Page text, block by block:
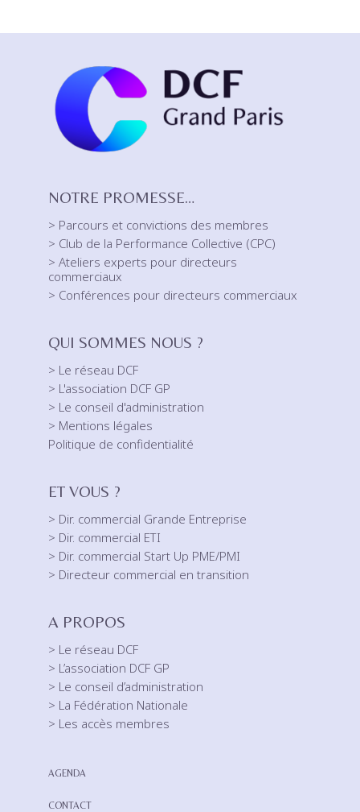
NOTRE PROMESSE…
> Parcours et convictions des membres
> Club de la Performance Collective (CPC)
> Ateliers experts pour directeurs
commerciaux
> Conférences pour directeurs commerciaux
QUI SOMMES NOUS ?
> Le réseau DCF
> L'association DCF GP
> Le conseil d'administration
> Mentions légales
Politique de confidentialité
ET VOUS ?
> Dir. commercial Grande Entreprise
> Dir. commercial ETI
> Dir. commercial Start Up PME/PMI
> Directeur commercial en transition
A PROPOS
> Le réseau DCF
> L’association DCF GP
> Le conseil d’administration
> La Fédération Nationale
> Les accès membres
AGENDA
CONTACT